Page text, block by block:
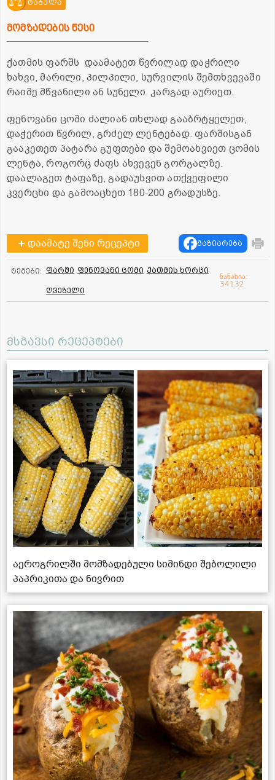
ტაბულა
მომზადების წესი
ქათმის ფარშს დაამატეთ წვრილად დაჭრილი
ხახვი, მარილი, პილპილი, სურვილის შემთხვევაში
რაიმე მწვანილი ან სუნელი. კარგად აურიეთ.
ფენოვანი ცომი ძალიან თხლად გააბრტყელეთ,
დაჭერით წვრილ, გრძელ ლენტებად. ფარშისგან
გააკეთეთ პატარა გუფთები და შემოახვიეთ ცომის
ლენტა, როგორც ძაფს ახვევენ გორგალზე.
დაალაგეთ ტაფაზე, გადაუსვით ათქვეფილი
კვერცხი და გამოაცხეთ 180-200 გრადუსზე.
დაამატე შენი რეცეპტი გაზიარება
ტეგები: ფარში ფენოვანი ცომი ქათმის ხორცი
ღვეზელი
ნანახია:
34132
მსგავსი რეცეპტები
აეროგრილში მომზადებული სიმინდი შებოლილი
პაპრიკითა და ნივრით